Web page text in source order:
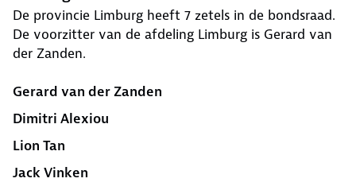
De provincie Limburg heeft 7 zetels in de bondsraad.
De voorzitter van de afdeling Limburg is Gerard van
der Zanden.
Gerard van der Zanden
Dimitri Alexiou
Lion Tan
Jack Vinken